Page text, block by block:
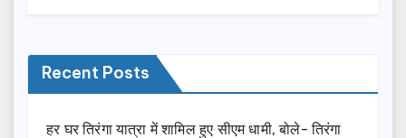
Recent Posts
हर घर तिरंगा यात्रा में शामिल हुए सीएम धामी, बोले- तिरंगा